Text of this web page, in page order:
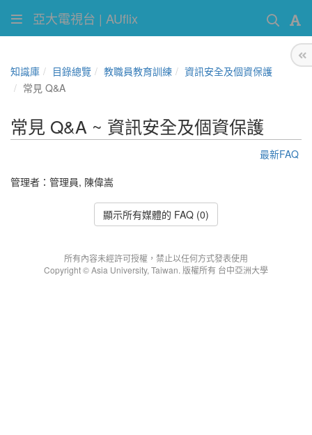
亞大電視台 | AUflix
知識庫 目錄總覽 教職員教育訓練
資訊安全及個資保護
常見 Q&A
常見 Q&A ~ 資訊安全及個資保護
最新FAQ
管理者： 管理員, 陳偉嵩
顯示所有媒體的 FAQ (0)
所有內容未經許可授權，禁止以任何方式發表使用
Copyright © Asia University, Taiwan. 版權所有 台中亞洲大學